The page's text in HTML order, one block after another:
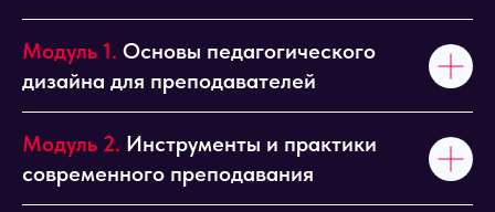
Модуль 1. Основы педагогического
дизайна для преподавателей
Модуль 2. Инструменты и практики
современного преподавания